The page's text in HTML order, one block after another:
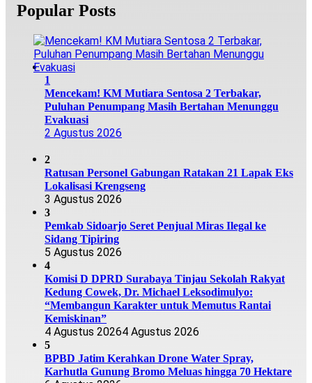
Popular Posts
1
Mencekam! KM Mutiara Sentosa 2 Terbakar,
Puluhan Penumpang Masih Bertahan Menunggu
Evakuasi
2 Agustus 2026
2
Ratusan Personel Gabungan Ratakan 21 Lapak Eks
Lokalisasi Krengseng
3 Agustus 2026
3
Pemkab Sidoarjo Seret Penjual Miras Ilegal ke
Sidang Tipiring
5 Agustus 2026
4
Komisi D DPRD Surabaya Tinjau Sekolah Rakyat
Kedung Cowek, Dr. Michael Leksodimulyo:
“Membangun Karakter untuk Memutus Rantai
Kemiskinan”
4 Agustus 20264 Agustus 2026
5
BPBD Jatim Kerahkan Drone Water Spray,
Karhutla Gunung Bromo Meluas hingga 70 Hektare